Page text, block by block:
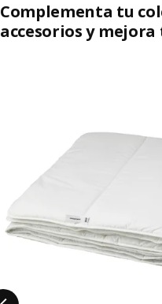
Complementa tu
accesorios y mejora